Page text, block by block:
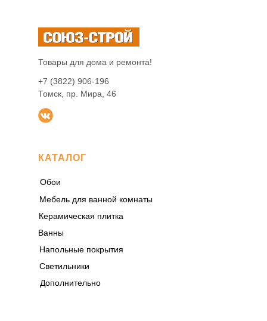
КАТАЛОГ
Товары для дома и ремонта!
Обои
Мебель для ванной комнаты
+7 (3822) 906-196
Томск, пр. Мира, 46
Напольные покрытия
Светильники
Дополнительно
Керамическая плитка
Ванны